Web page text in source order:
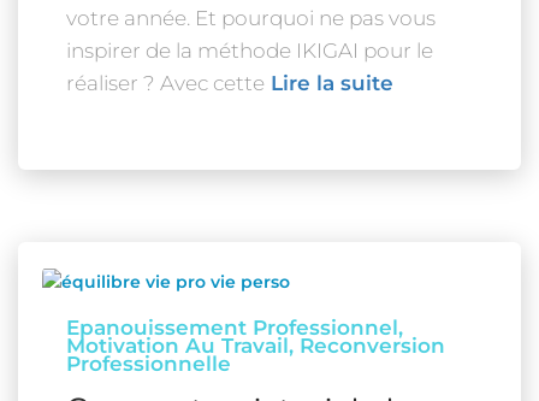
votre année. Et pourquoi ne pas vous
inspirer de la méthode IKIGAI pour le
réaliser ? Avec cette Lire la suite
Epanouissement Professionnel
Motivation Au Travail Reconversion
Professionnelle